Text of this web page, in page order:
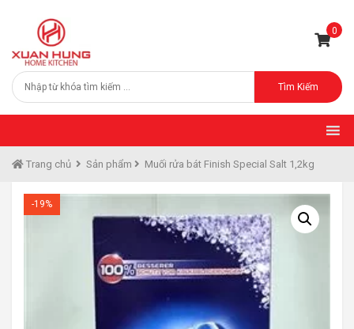
0
Tìm Kiếm
Trang chủ Sản phẩm Muối rửa bát Finish Special Salt 1,2kg
-19%